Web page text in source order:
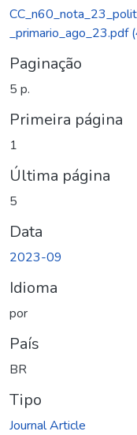
_primario_ago_23.pdf
Paginação
5 p.
Primeira página
1
Última página
5
Data
2023-09
Idioma
por
País
BR
Tipo
Journal Article